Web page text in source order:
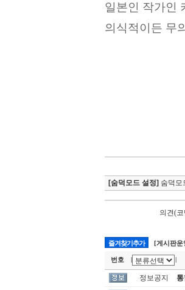
일본인 작가인
의식적이든 무
[숨덕모드 설정] 숨덕모
의견(
즐겨찾기추가 [게시판운
번호
정보공지